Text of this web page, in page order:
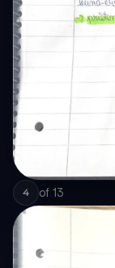
4 of 13